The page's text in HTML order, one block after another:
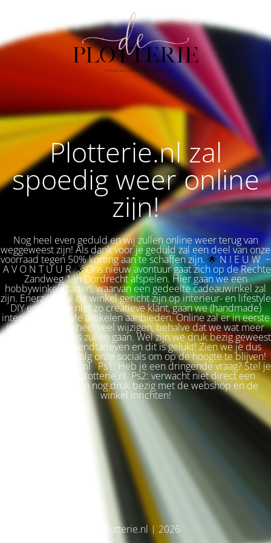
Plotterie.nl zal
spoedig weer online
zijn!
Nog heel even geduld en wij zullen online weer terug van
weggeweest zijn! Als dank voor je geduld zal een deel van onze
voorraad tegen 50% korting aan te schaffen zijn. 🌟 N I E U W ~
A V O N T U U R🌟Ons nieuw avontuur gaat zich op de Rechte
Zandweg 1 in Dordrecht afspelen. Hier gaan we een
hobbywinkel starten, waarvan een gedeelte cadeauwinkel zal
zijn. Enerzijds zal de winkel gericht zijn op interieur- en lifestyle
DIY en voor de niet zo creatieve klant, gaan we (handmade)
interieur & lifestyle artikelen aanbieden. Online zal er in eerste
instantie niet zo heel veel wijzigen, behalve dat we wat meer
terug naar de basis zullen gaan. Wel zijn we druk bezig geweest
met betere verzendtarieven en dit is gelukt! Zien we je dus
snel weer terug? Volg onze socials om op de hoogte te blijven!
Liefs, Ilse. Plotterie.nl Ps1: Heb je een dringende vraag? Stel je
vraag via info@plotterie.nl. Ps2: verwacht niet direct een
antwoord. We zijn nog druk bezig met de webshop en de
winkel inrichten!
© Plotterie.nl | 2026